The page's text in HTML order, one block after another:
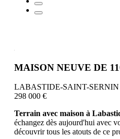
MAISON NEUVE DE
LABASTIDE-SAINT-SERNIN
298 000 €
Terrain avec maison à
échangez dès aujourd'hui avec
découvrir tous les atouts de ce